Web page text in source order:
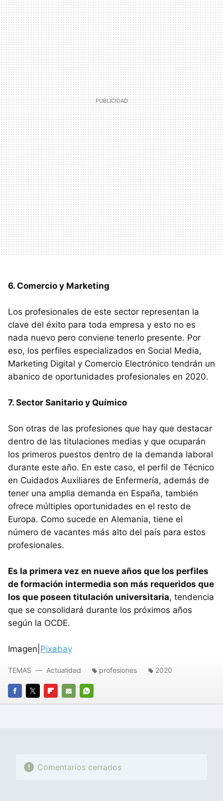
6. Comercio y Marketing
Los profesionales de este sector representan la
clave del éxito para toda empresa y esto no es
nada nuevo pero conviene tenerlo presente. Por
eso, los perfiles especializados en Social Media,
Marketing Digital y Comercio Electrónico tendrán un
abanico de oportunidades profesionales en 2020.
7. Sector Sanitario y Químico
Son otras de las profesiones que hay que destacar
dentro de las titulaciones medias y que ocuparán
los primeros puestos dentro de la demanda laboral
durante este año. En este caso, el perfil de Técnico
en Cuidados Auxiliares de Enfermería, además de
tener una amplia demanda en España, también
ofrece múltiples oportunidades en el resto de
Europa. Como sucede en Alemania, tiene el
número de vacantes más alto del país para estos
profesionales.
Es la primera vez en nueve años que los perfiles
de formación intermedia son más requeridos que
los que poseen titulación universitaria, tendencia
que se consolidará durante los próximos años
según la OCDE.
Imagen| Pixabay
FACEBOOK
TWITTERFLIPBOARD
E-
WHATSAPP
TEMAS Actualidad profesiones 2020
Comentarios cerrados